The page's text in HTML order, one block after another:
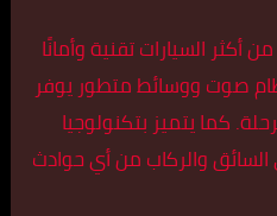
أكثر السيارات تقنية وأمانًا
صوت ووسائط متطور يوفر
كما يتميز بتكنولوجيا
والركاب من أي حوادث